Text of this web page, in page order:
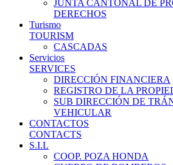
JUNTA CANTONAL DE
DERECHOS
Turismo
TOURISM
CASCADAS
Servicios
SERVICES
DIRECCIÓN FINANCIERA
REGISTRO DE LA
SUB DIRECCIÓN DE
VEHICULAR
CONTACTOS
CONTACTS
S.I.L
COOP. POZA HONDA